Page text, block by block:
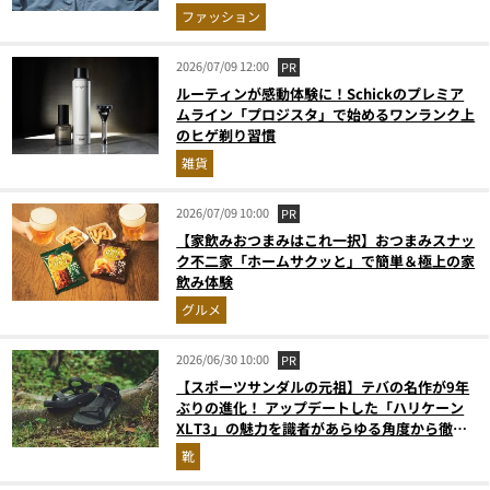
ファッション
2026/07/09 12:00 PR
ルーティンが感動体験に！Schickのプレミア
ムライン「プロジスタ」で始めるワンランク上
のヒゲ剃り習慣
雑貨
2026/07/09 10:00 PR
【家飲みおつまみはこれ一択】おつまみスナッ
ク不二家「ホームサクッと」で簡単＆極上の家
飲み体験
グルメ
2026/06/30 10:00 PR
【スポーツサンダルの元祖】テバの名作が9年
ぶりの進化！ アップデートした「ハリケーン
XLT3」の魅力を識者があらゆる角度から徹底
解説！
靴